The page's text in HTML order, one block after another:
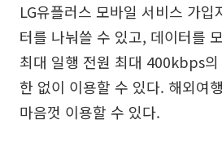
LG유플러스 모바일 서비스 가입
터를 나눠쓸 수 있고, 데이터를
최대 일행 전원 최대 400kbps
한 없이 이용할 수 있다. 해외여
마음껏 이용할 수 있다.